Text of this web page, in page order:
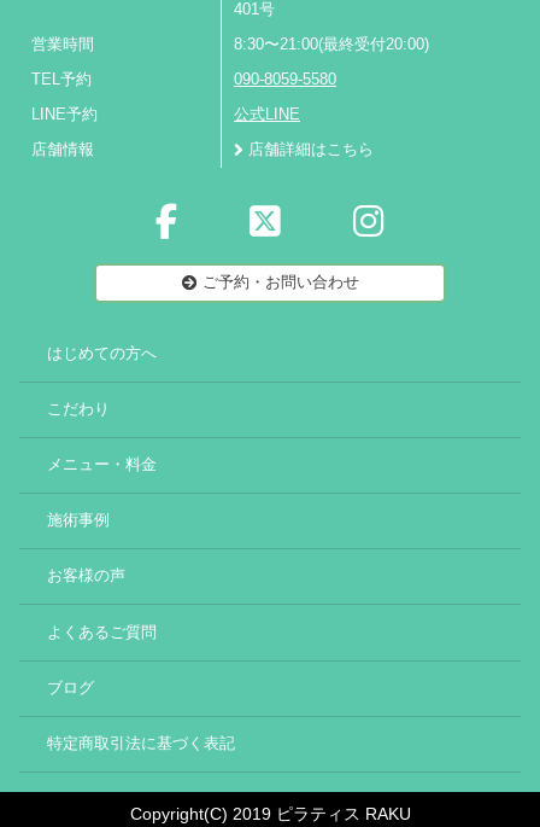
401号
営業時間 8:30〜21:00(最終受付20:00)
TEL予約 090-8059-5580
LINE予約 公式LINE
店舗情報 店舗詳細はこちら
ご予約・お問い合わせ
はじめての方へ
こだわり
メニュー・料金
施術事例
お客様の声
よくあるご質問
ブログ
特定商取引法に基づく表記
Copyright(C) 2019 ピラティス RAKU